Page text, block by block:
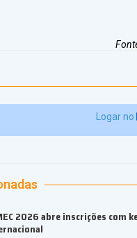
Logar no
2026 abre inscrições com